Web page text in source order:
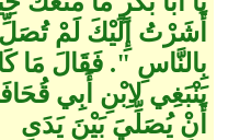
أَشَرْتُ إِلَيْكَ لَمْ تُصَلِّ
بِالنَّاسِ ‏"‏‏.‏ فَقَالَ مَا
يَنْبَغِي لاِبْنِ أَبِي
أَنْ يُصَلِّيَ بَيْنَ يَدَىِ